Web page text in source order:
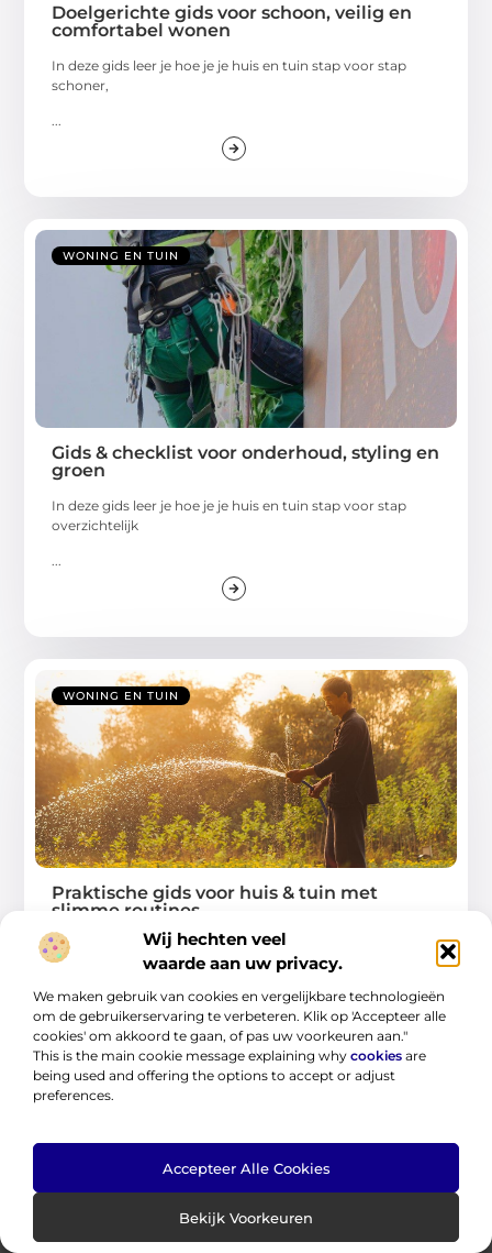
Wij hechten veel
waarde aan uw privacy.
We maken gebruik van cookies en vergelijkbare technologieën
om de gebruikerservaring te verbeteren. Klik op 'Accepteer alle
cookies' om akkoord te gaan, of pas uw voorkeuren aan."
This is the main cookie message explaining why cookies are
being used and offering the options to accept or adjust
preferences.
Accepteer Alle Cookies
Bekijk Voorkeuren
Doelgerichte gids voor schoon, veilig en
comfortabel wonen
In deze gids leer je hoe je je huis en tuin stap voor stap
schoner,
...
WONING EN TUIN
Gids & checklist voor onderhoud, styling en
groen
In deze gids leer je hoe je je huis en tuin stap voor stap
overzichtelijk
...
WONING EN TUIN
Praktische gids voor huis & tuin met
slimme routines
In deze gids leer je hoe je met slimme routines je huis en
tuin overzichtelijk,
...